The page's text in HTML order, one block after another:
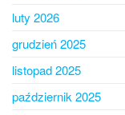
luty 2026
grudzień 2025
listopad 2025
październik 2025